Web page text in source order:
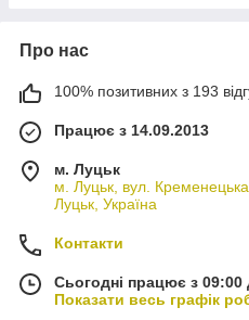
Про нас
100% позитивних з 193
Працює з 14.09.2013
м. Луцьк
м. Луцьк, вул.
Луцьк, Україна
Контакти
Сьогодні працює з 09:00
Показати весь графік